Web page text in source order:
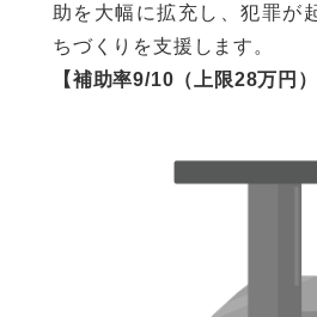
助を大幅に拡充し、犯罪が
ちづくりを支援します。
【補助率9/10（上限28万円）